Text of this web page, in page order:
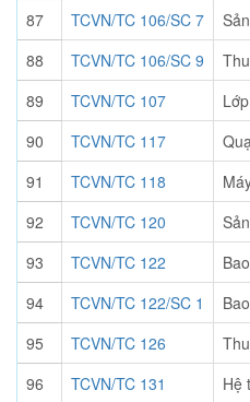
87
TCVN/TC 106/SC 7
88
TCVN/TC 106/SC 9
89
TCVN/TC 107
90
TCVN/TC 117
91
TCVN/TC 118
92
TCVN/TC 120
93
TCVN/TC 122
94
TCVN/TC 122/SC 1
95
TCVN/TC 126
96
TCVN/TC 131
Hệ